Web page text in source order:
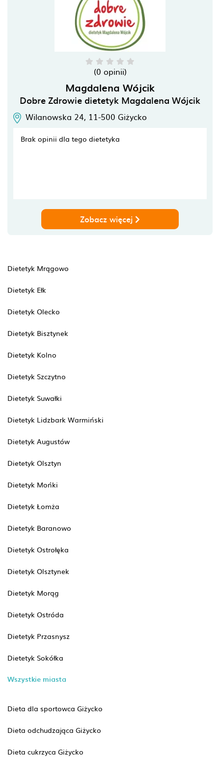
(0 opinii)
Magdalena Wójcik
Dobre Zdrowie dietetyk Magdalena Wójcik
Wilanowska 24, 11-500 Giżycko
Brak opinii dla tego dietetyka
Zobacz więcej
Dietetyk Mrągowo
Dietetyk Ełk
Dietetyk Olecko
Dietetyk Bisztynek
Dietetyk Kolno
Dietetyk Szczytno
Dietetyk Suwałki
Dietetyk Lidzbark Warmiński
Dietetyk Augustów
Dietetyk Olsztyn
Dietetyk Mońki
Dietetyk Łomża
Dietetyk Baranowo
Dietetyk Ostrołęka
Dietetyk Olsztynek
Dietetyk Morąg
Dietetyk Ostróda
Dietetyk Przasnysz
Dietetyk Sokółka
Wszystkie miasta
Dieta dla sportowca Giżycko
Dieta odchudzająca Giżycko
Dieta cukrzyca Giżycko